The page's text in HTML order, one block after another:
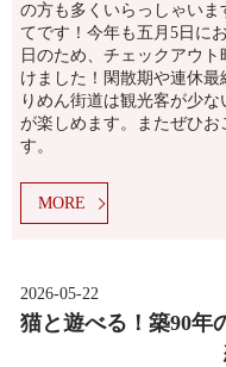
の方も多くいらっしゃい
てです！今年も五月5日に
日のため、チェックアウ
けました！閑散期や連休
りめん街道は観光客が少
が楽しめます。またぜひお
す。
MORE
2026-05-22
猫と遊べる！築90年